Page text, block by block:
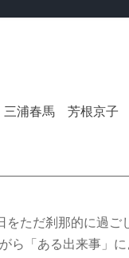
」三浦春馬 芳根
ただ刹那的に過ご
ら「ある出来事」